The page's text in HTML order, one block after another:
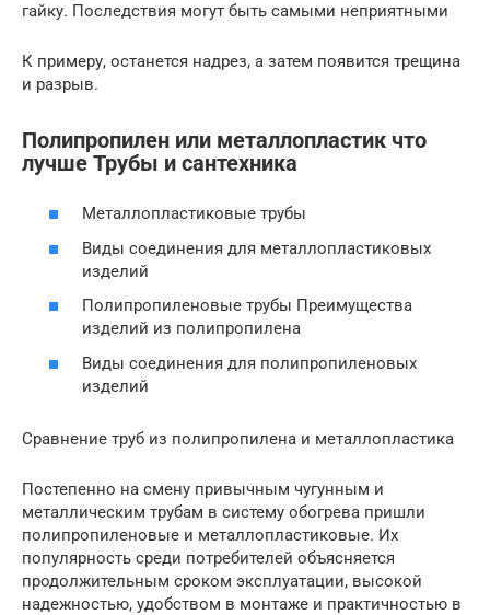
гайку. Последствия могут быть самыми неприятными
К примеру, останется надрез, а затем появится трещина
и разрыв.
Полипропилен или металлопластик что
лучше Трубы и сантехника
Металлопластиковые трубы
Виды соединения для металлопластиковых
изделий
Полипропиленовые трубы Преимущества
изделий из полипропилена
Виды соединения для полипропиленовых
изделий
Сравнение труб из полипропилена и металлопластика
Постепенно на смену привычным чугунным и
металлическим трубам в систему обогрева пришли
полипропиленовые и металлопластиковые. Их
популярность среди потребителей объясняется
продолжительным сроком эксплуатации, высокой
надежностью, удобством в монтаже и практичностью в